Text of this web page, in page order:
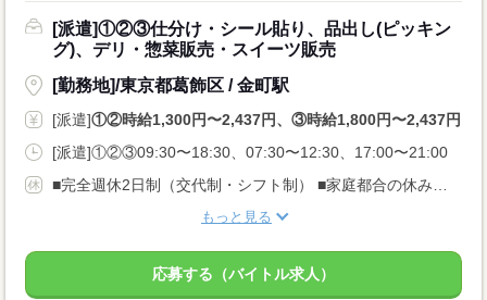
[派遣]①②③仕分け・シール貼り、品出し(ピッキン
グ)、デリ・惣菜販売・スイーツ販売
[勤務地]/東京都葛飾区 / 金町駅
[派遣]①②時給1,300円〜2,437円、③時給1,800円〜2,437円
[派遣]①②③09:30〜18:30、07:30〜12:30、17:00〜21:00
もっと見る
応募する（バイトル求人）